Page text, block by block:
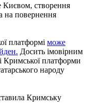
Києвом, створення
на повернення
платформі може
Досить імовірним
Кримської платформи
народу
Кримську